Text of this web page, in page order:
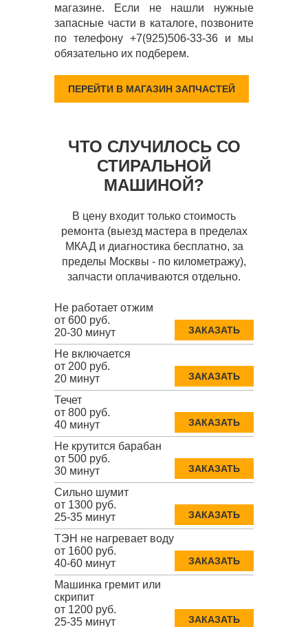
магазине. Если не нашли нужные
запасные части в каталоге, позвоните
по телефону +7(925)506-33-36 и мы
обязательно их подберем.
ПЕРЕЙТИ В МАГАЗИН ЗАПЧАСТЕЙ
ЧТО СЛУЧИЛОСЬ СО
СТИРАЛЬНОЙ
МАШИНОЙ?
В цену входит только стоимость
ремонта (выезд мастера в пределах
МКАД и диагностика бесплатно, за
пределы Москвы - по километражу),
запчасти оплачиваются отдельно.
Не работает отжим
от 600 руб.
20-30 минут
ЗАКАЗАТЬ
Не включается
от 200 руб.
20 минут
ЗАКАЗАТЬ
Течет
от 800 руб.
40 минут
ЗАКАЗАТЬ
Не крутится барабан
от 500 руб.
30 минут
ЗАКАЗАТЬ
Сильно шумит
от 1300 руб.
25-35 минут
ЗАКАЗАТЬ
ТЭН не нагревает воду
от 1600 руб.
40-60 минут
ЗАКАЗАТЬ
Машинка гремит или
скрипит
от 1200 руб.
25-35 минут
ЗАКАЗАТЬ